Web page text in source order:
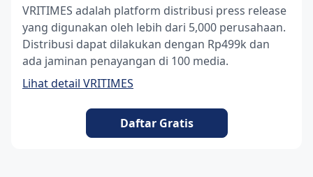
VRITIMES adalah platform distribusi press release
yang digunakan oleh lebih dari 5,000 perusahaan.
Distribusi dapat dilakukan dengan Rp499k dan
ada jaminan penayangan di 100 media.
Lihat detail VRITIMES
Daftar Gratis